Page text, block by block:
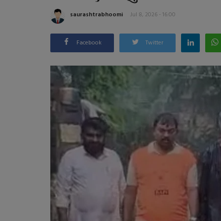
saurashtrabhoomi Jul 8, 2026 - 16:00
Facebook Twitter